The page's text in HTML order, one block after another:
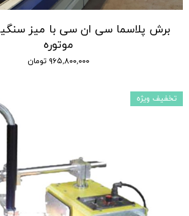
موتوره
۹۶۵,۸۰۰,۰۰۰ تومان
تخفیف ویژه